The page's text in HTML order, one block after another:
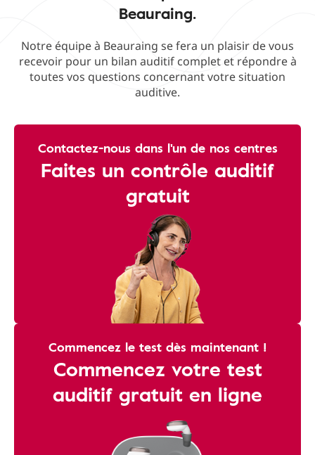
Beauraing.
Notre équipe à Beauraing se fera un plaisir de vous
recevoir pour un bilan auditif complet et répondre à
toutes vos questions concernant votre situation
auditive.
Contactez-nous dans l'un de nos centres
Faites un contrôle auditif
gratuit
Commencez le test dès maintenant !
Commencez votre test
auditif gratuit en ligne